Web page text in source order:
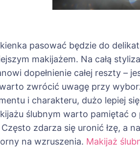
pasować będzie do
makijażem. Na całą
dopełnienie całej reszty –
zwrócić uwagę przy
i charakteru, dużo lepiej
ślubnym warto pamiętać
zdarza się uronić łzę, a
na wzruszenia. Makijaż